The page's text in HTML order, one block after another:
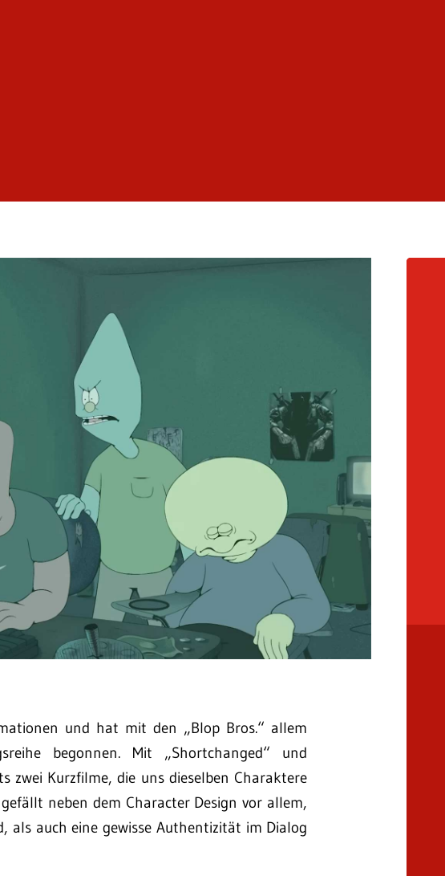
und hat mit den „Blop Bros.“ allem
begonnen. Mit „Shortchanged“ und
zwei Kurzfilme, die uns dieselben Charaktere
neben dem Character Design vor allem,
als auch eine gewisse Authentizität im Dialog